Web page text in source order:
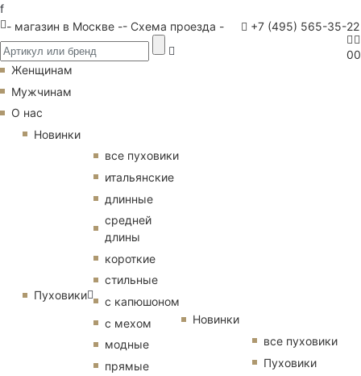
f
- магазин в Москве -- Схема проезда - +7 (495) 565-35-22
00
Женщинам
Мужчинам
О нас
Новинки
Пуховики
все пуховики
итальянские
длинные
средней
длины
короткие
стильные
с капюшоном
с мехом
модные
прямые
Новинки
все пуховики
Пуховики